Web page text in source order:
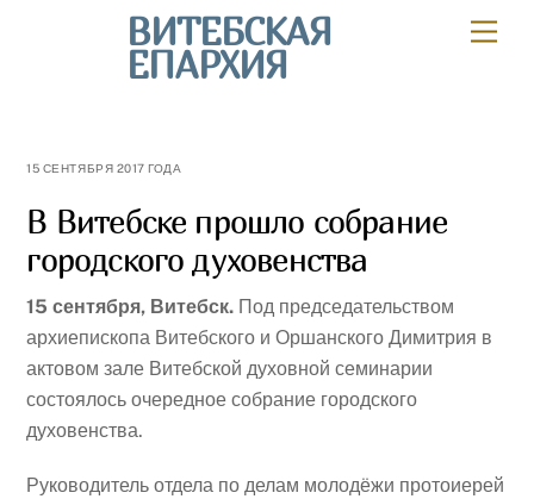
ВИТЕБСКАЯ
ЕПАРХИЯ
15 СЕНТЯБРЯ 2017 ГОДА
В Витебске прошло собрание
городского духовенства
15 сентября, Витебск. Под председательством
архиепископа Витебского и Оршанского Димитрия в
актовом зале Витебской духовной семинарии
состоялось очередное собрание городского
духовенства.
Руководитель отдела по делам молодёжи протоиерей